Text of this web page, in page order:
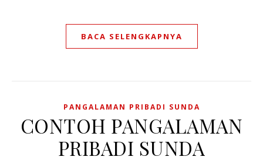
BACA SELENGKAPNYA
PANGALAMAN PRIBADI SUNDA
CONTOH PANGALAMAN
PRIBADI SUNDA